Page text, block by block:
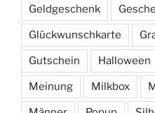
Geldgeschenk
Glückwunschkarte
Gutschein Halloween
Meinung Milkbox